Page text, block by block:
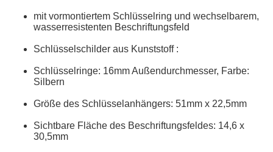
mit vormontiertem Schlüsselring und wechselbarem,
wasserresistenten Beschriftungsfeld
Schlüsselschilder aus Kunststoff :
Schlüsselringe: 16mm Außendurchmesser, Farbe:
Silbern
Größe des Schlüsselanhängers: 51mm x 22,5mm
Sichtbare Fläche des Beschriftungsfeldes: 14,6 x
30,5mm